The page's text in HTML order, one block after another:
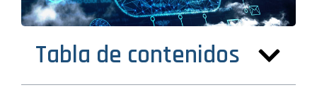
Tabla de contenidos